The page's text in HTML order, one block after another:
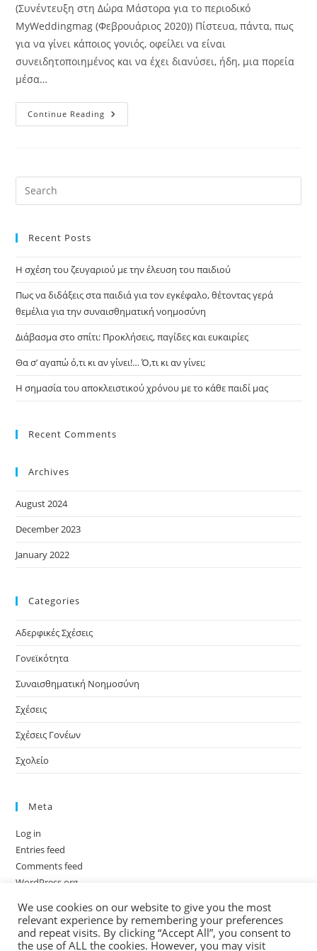
(Συνέντευξη στη Δώρα Μάστορα για το περιοδικό
MyWeddingmag (Φεβρουάριος 2020)) Πίστευα, πάντα, πως
για να γίνει κάποιος γονιός, οφείλει να είναι
συνειδητοποιημένος και να έχει διανύσει, ήδη, μια πορεία
μέσα…
Continue Reading
Recent Posts
Η σχέση του ζευγαριού με την έλευση του παιδιού
Πως να διδάξεις στα παιδιά για τον εγκέφαλο, θέτοντας γερά
θεμέλια για την συναισθηματική νοημοσύνη
Διάβασμα στο σπίτι: Προκλήσεις, παγίδες και ευκαιρίες
Θα σ’ αγαπώ ό,τι κι αν γίνει!… Ό,τι κι αν γίνει;
Η σημασία του αποκλειστικού χρόνου με το κάθε παιδί μας
Recent Comments
Archives
August 2024
December 2023
January 2022
Categories
Αδερφικές Σχέσεις
Γονεϊκότητα
Συναισθηματική Νοημοσύνη
Σχέσεις
Σχέσεις Γονέων
Σχολείο
Meta
Log in
Entries feed
Comments feed
WordPress.org
We use cookies on our website to give you the most
relevant experience by remembering your preferences
and repeat visits. By clicking “Accept All”, you consent to
the use of ALL the cookies. However, you may visit